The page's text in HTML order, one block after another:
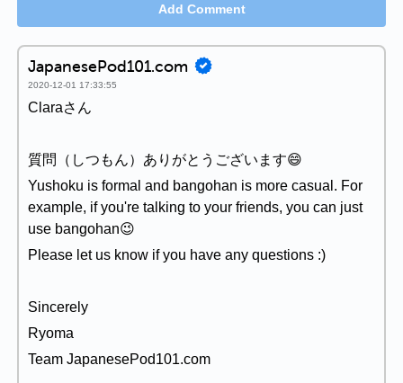
Add Comment
JapanesePod101.com
2020-12-01 17:33:55
Claraさん
質問（しつもん）ありがとうございます😄
Yushoku is formal and bangohan is more casual. For
example, if you're talking to your friends, you can just
use bangohan😉
Please let us know if you have any questions :)
Sincerely
Ryoma
Team JapanesePod101.com